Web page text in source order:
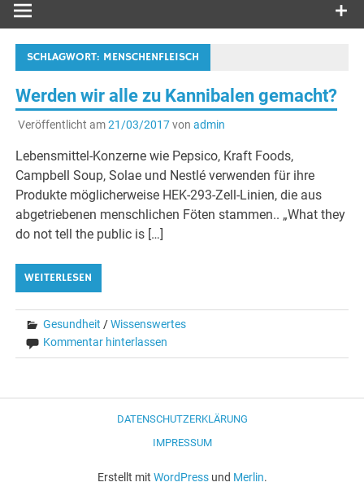
SCHLAGWORT: MENSCHENFLEISCH
Werden wir alle zu Kannibalen gemacht?
Veröffentlicht am21/03/2017von admin
Lebensmittel-Konzerne wie Pepsico, Kraft Foods,
Campbell Soup, Solae und Nestlé verwenden für ihre
Produkte möglicherweise HEK-293-Zell-Linien, die aus
abgetriebenen menschlichen Föten stammen.. „What they
do not tell the public is […]
WEITERLESEN
Gesundheit /Wissenswertes
Kommentar hinterlassen
DATENSCHUTZERKLÄRUNG
IMPRESSUM
Erstellt mit WordPressund Merlin.